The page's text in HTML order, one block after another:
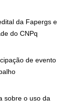
da Fapergs e
do CNPq
de evento
sobre o uso da